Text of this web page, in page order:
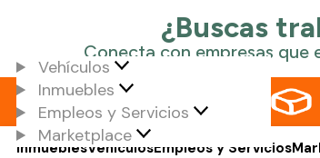
Vehículos
Inmuebles
Empleos y Servicios
Marketplace
Vehículos
Inmuebles Empleos y Servicios